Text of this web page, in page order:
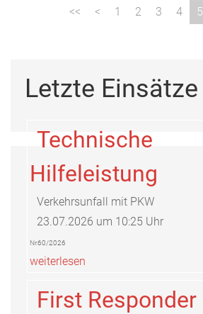
1 2 3 4 5
Letzte Einsätze
Technische
Hilfeleistung
Verkehrsunfall mit PKW
23.07.2026 um 10:25 Uhr
Nr.60/2026
weiterlesen
First Responder